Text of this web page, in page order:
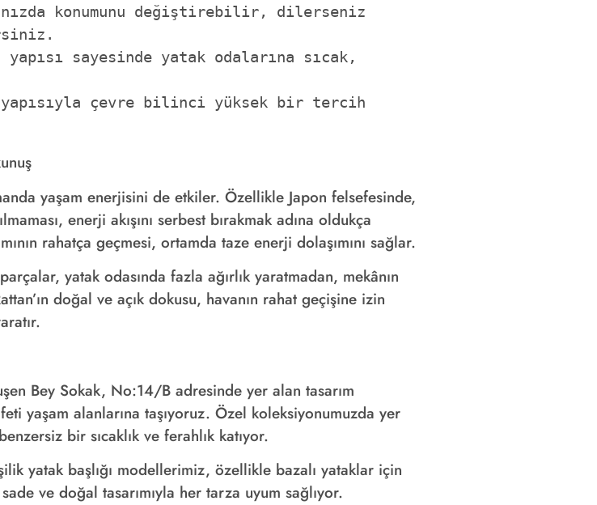
konumunu değiştirebilir, dilerseniz
sayesinde yatak odalarına sıcak,
çevre bilinci yüksek bir tercih
yaşam enerjisini de etkiler. Özellikle Japon felsefesinde,
enerji akışını serbest bırakmak adına oldukça
rahatça geçmesi, ortamda taze enerji dolaşımını sağlar.
yatak odasında fazla ağırlık yaratmadan, mekânın
doğal ve açık dokusu, havanın rahat geçişine izin
Bey Sokak, No:14/B adresinde yer alan tasarım
yaşam alanlarına taşıyoruz. Özel koleksiyonumuzda yer
bir sıcaklık ve ferahlık katıyor.
yatak başlığı modellerimiz, özellikle bazalı yataklar için
ve doğal tasarımıyla her tarza uyum sağlıyor.